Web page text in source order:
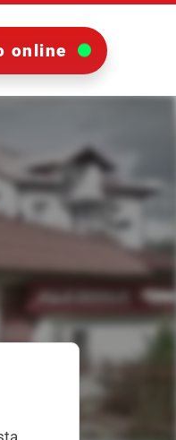
online